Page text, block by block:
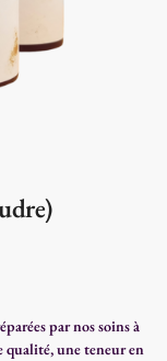
par nos soins à
qualité, une teneur en